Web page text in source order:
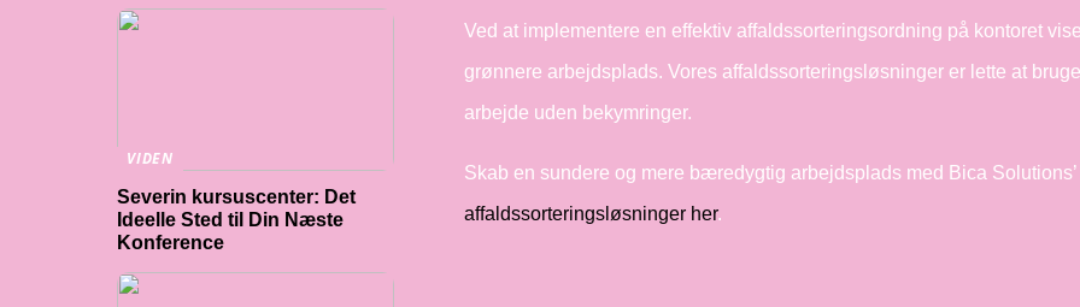
Ved at implementere en effektiv affaldssorteringsordning på kontoret
grønnere arbejdsplads. Vores affaldssorteringsløsninger er lette at
arbejde uden bekymringer.
Skab en sundere og mere bæredygtig arbejdsplads med Bica
affaldssorteringsløsninger her.
VIDEN
Severin kursuscenter: Det
Ideelle Sted til Din Næste
Konference